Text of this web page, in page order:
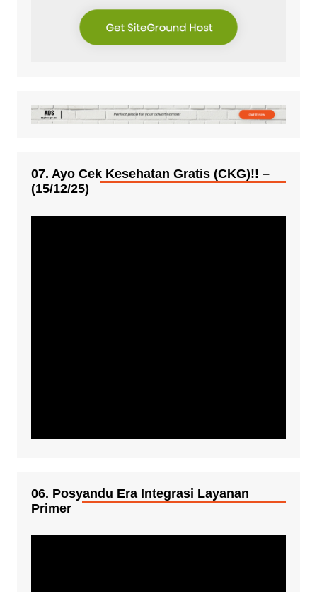
07. Ayo Cek Kesehatan Gratis (CKG)!! –
(15/12/25)
06. Posyandu Era Integrasi Layanan
Primer